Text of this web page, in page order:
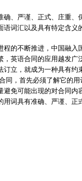
、严谨、正式、庄重、
词汇以及具有特定含义
程的不断推进，中国融
，英语合同的应用越发
订立，就成为一种具有
同，首先必须了解它的
避免可能出现的对合同
用词具有准确、严谨、正